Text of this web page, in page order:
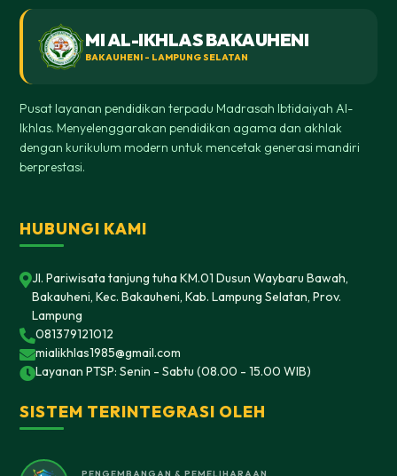
MI AL-IKHLAS BAKAUHENI
BAKAUHENI - LAMPUNG SELATAN
Pusat layanan pendidikan terpadu Madrasah Ibtidaiyah Al-
Ikhlas. Menyelenggarakan pendidikan agama dan akhlak
dengan kurikulum modern untuk mencetak generasi mandiri
berprestasi.
HUBUNGI KAMI
Jl. Pariwisata tanjung tuha KM.01 Dusun Waybaru Bawah,
Bakauheni, Kec. Bakauheni, Kab. Lampung Selatan, Prov.
Lampung
081379121012
mialikhlas1985@gmail.com
Layanan PTSP: Senin - Sabtu (08.00 - 15.00 WIB)
SISTEM TERINTEGRASI OLEH